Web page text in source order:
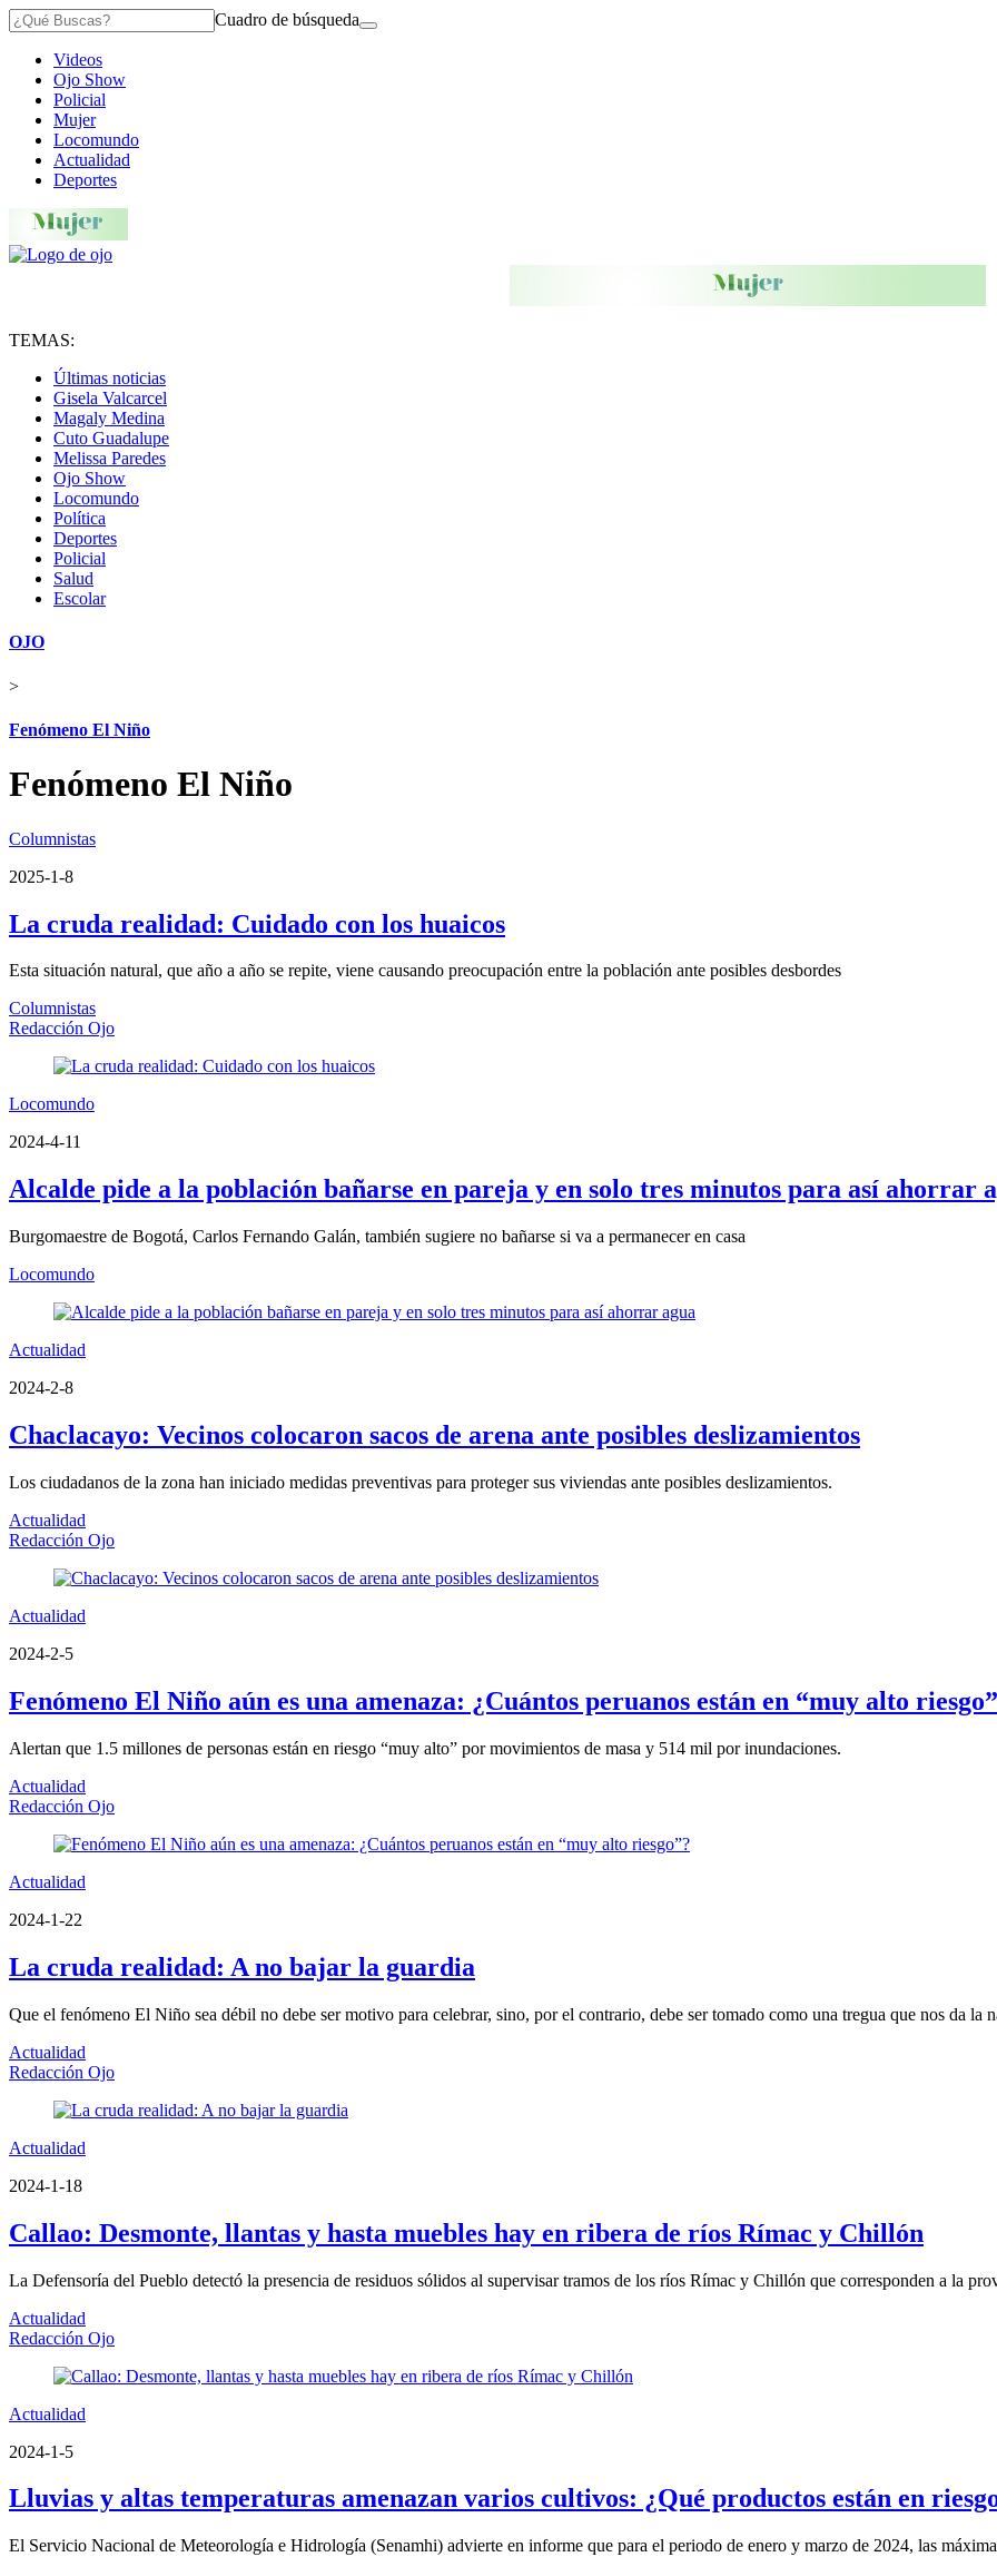
Cuadro de búsqueda
Videos
Ojo Show
Policial
Mujer
Locomundo
Actualidad
Deportes
TEMAS:
Últimas noticias
Gisela Valcarcel
Magaly Medina
Cuto Guadalupe
Melissa Paredes
Ojo Show
Locomundo
Política
Deportes
Policial
Salud
Escolar
OJO
>
Fenómeno El Niño
Fenómeno El Niño
Columnistas
2025-1-8
La cruda realidad: Cuidado con los huaicos
Esta situación natural, que año a año se repite, viene causando preocupación entre la población ante posibles desbordes
Columnistas
Redacción Ojo
Locomundo
2024-4-11
Alcalde pide a la población bañarse en pareja y en solo tres minutos para así ahorrar
Burgomaestre de Bogotá, Carlos Fernando Galán, también sugiere no bañarse si va a permanecer en casa
Locomundo
Actualidad
2024-2-8
Chaclacayo: Vecinos colocaron sacos de arena ante posibles deslizamientos
Los ciudadanos de la zona han iniciado medidas preventivas para proteger sus viviendas ante posibles deslizamientos.
Actualidad
Redacción Ojo
Actualidad
2024-2-5
Fenómeno El Niño aún es una amenaza: ¿Cuántos peruanos están en “muy alto
Alertan que 1.5 millones de personas están en riesgo “muy alto” por movimientos de masa y 514 mil por inundaciones.
Actualidad
Redacción Ojo
Actualidad
2024-1-22
La cruda realidad: A no bajar la guardia
Que el fenómeno El Niño sea débil no debe ser motivo para celebrar, sino, por el contrario, debe ser tomado como una tregua que nos da la
Actualidad
Redacción Ojo
Actualidad
2024-1-18
Callao: Desmonte, llantas y hasta muebles hay en ribera de ríos Rímac y Chillón
La Defensoría del Pueblo detectó la presencia de residuos sólidos al supervisar tramos de los ríos Rímac y Chillón que corresponden a la
Actualidad
Redacción Ojo
Actualidad
2024-1-5
Lluvias y altas temperaturas amenazan varios cultivos: ¿Qué productos están en
El Servicio Nacional de Meteorología e Hidrología (Senamhi) advierte en informe que para el periodo de enero y marzo de 2024, las